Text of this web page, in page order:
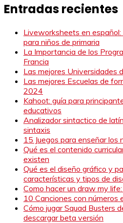
Entradas recientes
Liveworksheets en
para niños de primaria
La Importancia de los
Francia
Las mejores Universidades
Las mejores Escuelas de
2024
Kahoot: guía para
educativos
Analizador sintactico de
sintaxis
15 Juegos para enseñar los
Qué es el contenido
existen
Qué es el diseño gráfico y
características y tipos de
Como hacer un draw my
10 Canciones con números
Cómo jugar Squad Busters
descargar beta versión